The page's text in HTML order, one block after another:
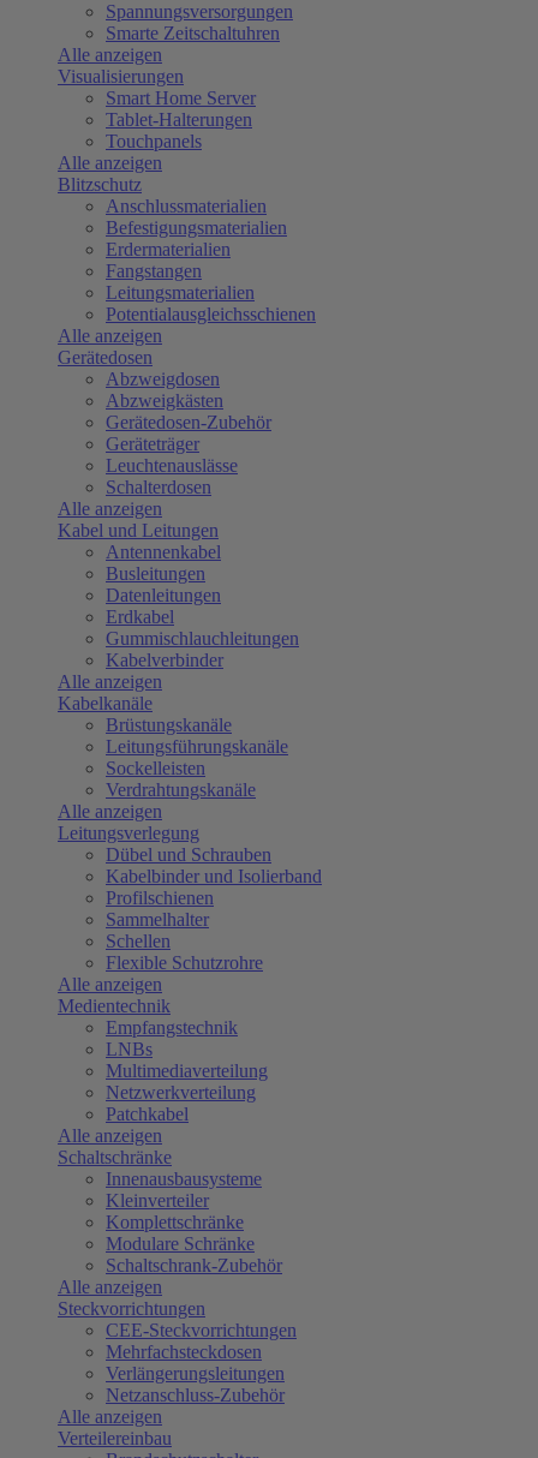
Spannungsversorgungen
Smarte Zeitschaltuhren
Alle anzeigen
Visualisierungen
Smart Home Server
Tablet-Halterungen
Touchpanels
Alle anzeigen
Blitzschutz
Anschlussmaterialien
Befestigungsmaterialien
Erdermaterialien
Fangstangen
Leitungsmaterialien
Potentialausgleichsschienen
Alle anzeigen
Gerätedosen
Abzweigdosen
Abzweigkästen
Gerätedosen-Zubehör
Geräteträger
Leuchtenauslässe
Schalterdosen
Alle anzeigen
Kabel und Leitungen
Antennenkabel
Busleitungen
Datenleitungen
Erdkabel
Gummischlauchleitungen
Kabelverbinder
Alle anzeigen
Kabelkanäle
Brüstungskanäle
Leitungsführungskanäle
Sockelleisten
Verdrahtungskanäle
Alle anzeigen
Leitungsverlegung
Dübel und Schrauben
Kabelbinder und Isolierband
Profilschienen
Sammelhalter
Schellen
Flexible Schutzrohre
Alle anzeigen
Medientechnik
Empfangstechnik
LNBs
Multimediaverteilung
Netzwerkverteilung
Patchkabel
Alle anzeigen
Schaltschränke
Innenausbausysteme
Kleinverteiler
Komplettschränke
Modulare Schränke
Schaltschrank-Zubehör
Alle anzeigen
Steckvorrichtungen
CEE-Steckvorrichtungen
Mehrfachsteckdosen
Verlängerungsleitungen
Netzanschluss-Zubehör
Alle anzeigen
Verteilereinbau